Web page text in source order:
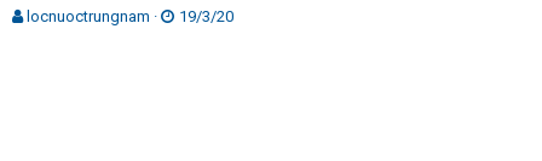
Tlocnuoctrungnam
N
19/3/20